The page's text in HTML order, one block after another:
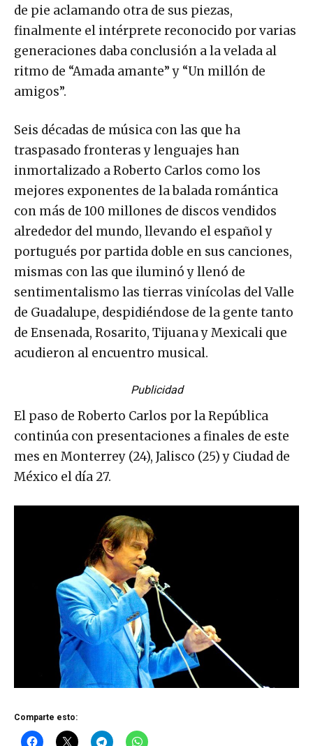
de pie aclamando otra de sus piezas,
finalmente el intérprete reconocido por varias
generaciones daba conclusión a la velada al
ritmo de “Amada amante” y “Un millón de
amigos”.
Seis décadas de música con las que ha
traspasado fronteras y lenguajes han
inmortalizado a Roberto Carlos como los
mejores exponentes de la balada romántica
con más de 100 millones de discos vendidos
alrededor del mundo, llevando el español y
portugués por partida doble en sus canciones,
mismas con las que iluminó y llenó de
sentimentalismo las tierras vinícolas del Valle
de Guadalupe, despidiéndose de la gente tanto
de Ensenada, Rosarito, Tijuana y Mexicali que
acudieron al encuentro musical.
Publicidad
El paso de Roberto Carlos por la República
continúa con presentaciones a finales de este
mes en Monterrey (24), Jalisco (25) y Ciudad de
México el día 27.
Comparte esto: